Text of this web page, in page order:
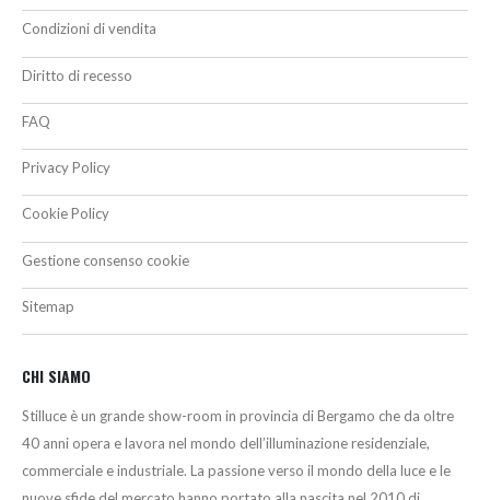
Condizioni di vendita
Diritto di recesso
FAQ
Privacy Policy
Cookie Policy
Gestione consenso cookie
Sitemap
CHI SIAMO
Stilluce è un grande show-room in provincia di Bergamo che da oltre
40 anni opera e lavora nel mondo dell’illuminazione residenziale,
commerciale e industriale. La passione verso il mondo della luce e le